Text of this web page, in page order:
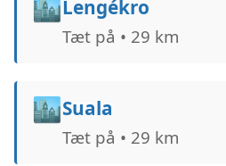
🏙️Lengékro
Tæt på • 29 km
🏙️Suala
Tæt på • 29 km